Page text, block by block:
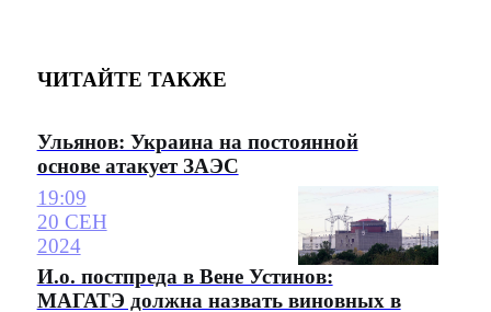
ЧИТАЙТЕ ТАКЖЕ
Ульянов: Украина на постоянной
основе атакует ЗАЭС
19:09
20 СЕН
2024
И.о. постпреда в Вене Устинов:
МАГАТЭ должна назвать виновных в